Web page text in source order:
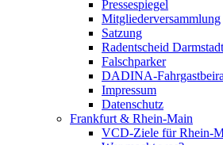
Pressespiegel
Mitgliederversammlung
Satzung
Radentscheid Darmstadt
Falschparker
DADINA-
Impressum
Datenschutz
Frankfurt & Rhein-Main
VCD-Ziele für Rhein-